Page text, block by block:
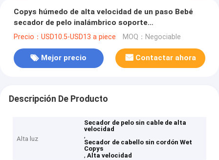
Copys húmedo de alta velocidad de un paso Bebé
secador de pelo inalámbrico soporte
personalización
Precio：USD10.5-USD13 a piece MOQ：Negociable
Mejor precio Contactar ahora
Descripción De Producto
Alta luz
Secador de pelo sin cable de alta
velocidad
,
Secador de cabello sin cordón Wet
Copys
,Alta velocidad